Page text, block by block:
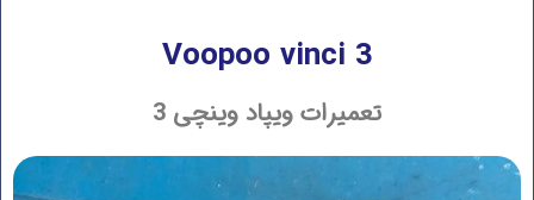
Voopoo vinci 3
تعمیرات ویپاد وینچی 3